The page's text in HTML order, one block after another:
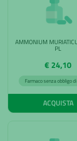
AMMONIUM
PL
€ 24,10
Farmaco senza obbligo
ACQUISTA